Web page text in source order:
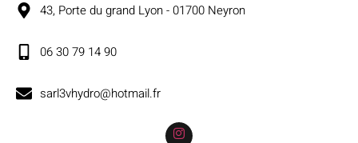
43, Porte du grand Lyon - 01700 Neyron
06 30 79 14 90
sarl3vhydro@hotmail.fr